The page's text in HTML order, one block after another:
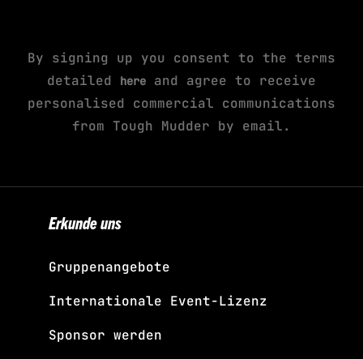
By signing up you consent to the terms
detailed
here and agree to receive
personalised commercial communications
from Tough Mudder by email.
Erkunde uns
Gruppenangebote
Internationale Event-Lizenz
Sponsor werden